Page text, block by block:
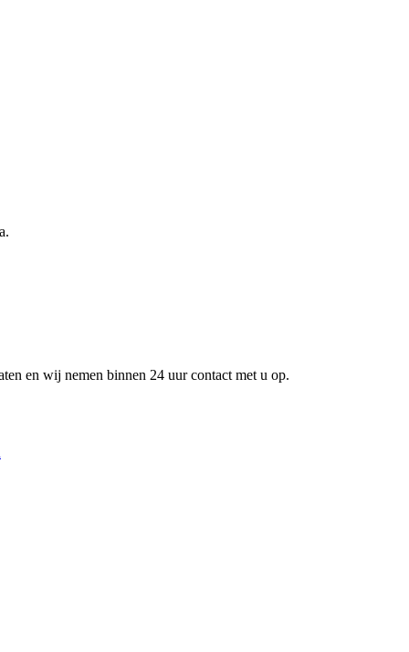
en wij nemen binnen 24 uur contact met u op.